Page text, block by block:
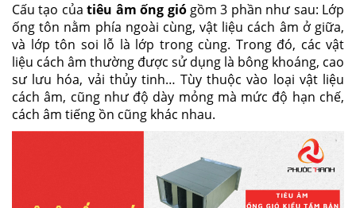
Cấu tạo củatiêu âm ống giógồm 3 phần như sau: Lớp
ống tôn nằm phía ngoài cùng, vật liệu cách âm ở giữa,
và lớp tôn soi lỗ là lớp trong cùng. Trong đó, các vật
liệu cách âm thường được sử dụng là bông khoáng, cao
sư lưu hóa, vải thủy tinh… Tùy thuộc vào loại vật liệu
cách âm, cũng như độ dày mỏng mà mức độ hạn chế,
cách âm tiếng ồn cũng khác nhau.